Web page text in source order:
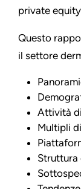
private
Questo
il settore
Attività
Multipli
Struttura